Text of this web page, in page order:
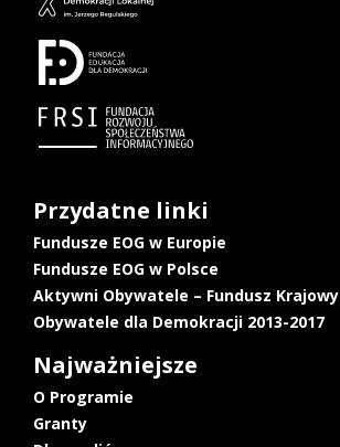
Przydatne linki
Fundusze EOG w Europie
Fundusze EOG w Polsce
Aktywni Obywatele – Fundusz Krajowy
Obywatele dla Demokracji 2013-2017
Najważniejsze
O Programie
Granty